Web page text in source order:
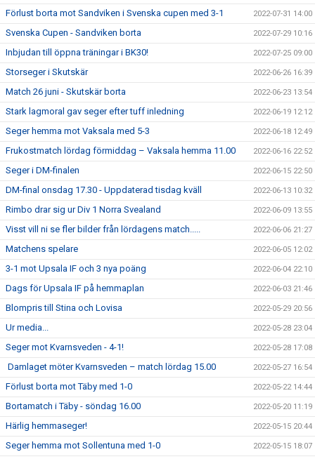
Förlust borta mot Sandviken i Svenska cupen med 3-1 2022-07-31 14:00
Svenska Cupen - Sandviken borta 2022-07-29 10:16
Inbjudan till öppna träningar i BK30! 2022-07-25 09:00
Storseger i Skutskär 2022-06-26 16:39
Match 26 juni - Skutskär borta 2022-06-23 13:54
Stark lagmoral gav seger efter tuff inledning 2022-06-19 12:12
Seger hemma mot Vaksala med 5-3 2022-06-18 12:49
Frukostmatch lördag förmiddag – Vaksala hemma 11.00 2022-06-16 22:52
Seger i DM-finalen 2022-06-15 22:50
DM-final onsdag 17.30 - Uppdaterad tisdag kväll 2022-06-13 10:32
Rimbo drar sig ur Div 1 Norra Svealand 2022-06-09 13:55
Visst vill ni se fler bilder från lördagens match..... 2022-06-06 21:27
Matchens spelare 2022-06-05 12:02
3-1 mot Upsala IF och 3 nya poäng 2022-06-04 22:10
Dags för Upsala IF på hemmaplan 2022-06-03 21:46
Blompris till Stina och Lovisa 2022-05-29 20:56
Ur media... 2022-05-28 23:04
Seger mot Kvarnsveden - 4-1! 2022-05-28 17:08
Damlaget möter Kvarnsveden – match lördag 15.00 2022-05-27 16:54
Förlust borta mot Täby med 1-0 2022-05-22 14:44
Bortamatch i Täby - söndag 16.00 2022-05-20 11:19
Härlig hemmaseger! 2022-05-15 20:44
Seger hemma mot Sollentuna med 1-0 2022-05-15 18:07